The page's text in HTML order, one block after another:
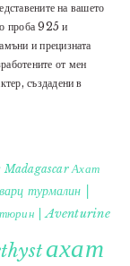
на вашето
проба 925 и
и прецизната
от мен
създадени в
Madagascar Ахат
турмалин |
| Aventurine
ахат